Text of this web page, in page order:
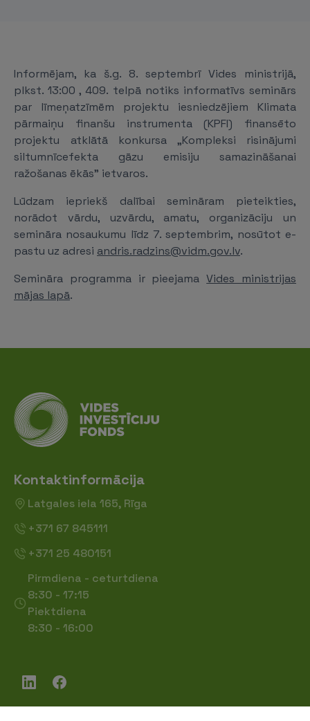
Informējam, ka š.g. 8. septembrī Vides ministrijā,
plkst. 13:00 , 409. telpā notiks informatīvs seminārs
par līmeņatzīmēm projektu iesniedzējiem Klimata
pārmaiņu finanšu instrumenta (KPFI) finansēto
projektu atklātā konkursa „Kompleksi risinājumi
siltumnīcefekta gāzu emisiju samazināšanai
ražošanas ēkās" ietvaros.
Lūdzam iepriekš dalībai semināram pieteikties,
norādot vārdu, uzvārdu, amatu, organizāciju un
semināra nosaukumu līdz 7. septembrim, nosūtot e-
pastu uz adresi andris.radzins@vidm.gov.lv.
Semināra programma ir pieejamaVides ministrijas
mājas lapā.
Kontaktinformācija
Latgales iela 165, Rīga
+371 67 845111
+371 25 480151
Pirmdiena - ceturtdiena
8:30 - 17:15
Piektdiena
8:30 - 16:00